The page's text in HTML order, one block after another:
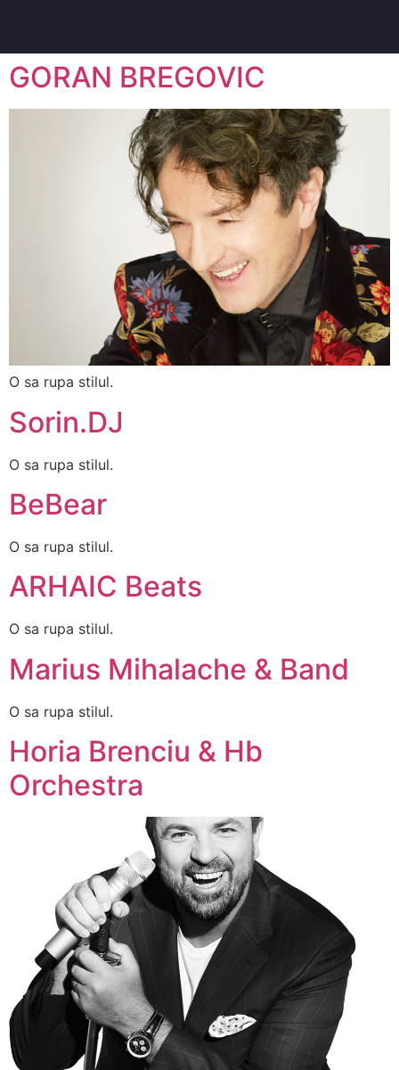
GORAN BREGOVIC
O sa rupa stilul.
Sorin.DJ
O sa rupa stilul.
BeBear
O sa rupa stilul.
ARHAIC Beats
O sa rupa stilul.
Marius Mihalache & Band
O sa rupa stilul.
Horia Brenciu & Hb
Orchestra